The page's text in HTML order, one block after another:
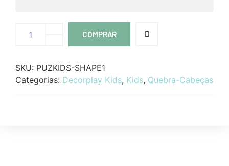
COMPRAR
SKU: PUZKIDS-SHAPE1
Categorias: Decorplay Kids, Kids, Quebra-Cabeças